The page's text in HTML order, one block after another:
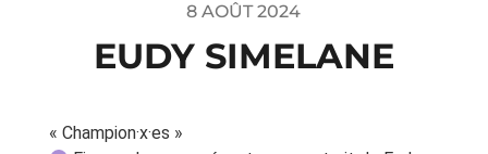
8 AOÛT 2024
EUDY SIMELANE
« Champion·x·es »